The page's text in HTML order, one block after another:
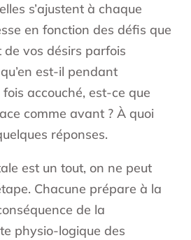
s’ajustent à chaque
en fonction des défis que
vos désirs parfois
est-il pendant
fois accouché, est-ce que
comme avant ? À quoi
réponses.
est un tout, on ne peut
Chacune prépare à la
de la
physio-logique des